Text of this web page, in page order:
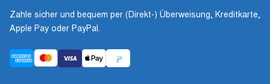
Zahle sicher und bequem per (Direkt-) Überweisung, Kreditkarte,
Apple Pay oder PayPal.